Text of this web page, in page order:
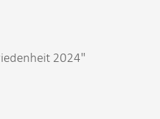
2024"